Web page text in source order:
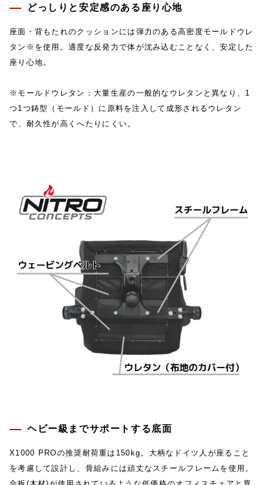
どっしりと安定感のある座り心地
座面・背もたれのクッションには弾力のある高密度モールドウレ
タン※を使用。適度な反発力で体が沈み込むことなく、安定した
座り心地。
※モールドウレタン：大量生産の一般的なウレタンと異なり、1
つ1つ鋳型（モールド）に原料を注入して成形されるウレタン
で、耐久性が高くへたりにくい。
ヘビー級までサポートする底面
X1000 PROの推奨耐荷重は150kg。大柄なドイツ人が座ること
を考慮して設計し、骨組みには頑丈なスチールフレームを使用。